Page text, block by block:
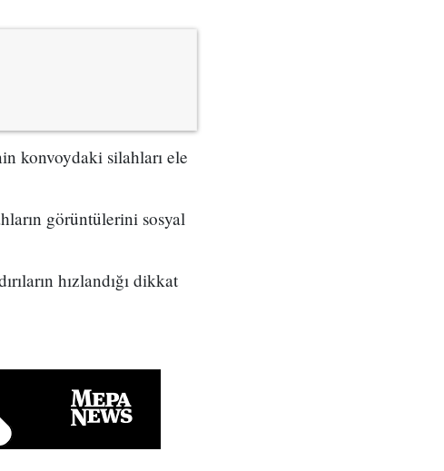
konvoydaki silahları ele
görüntülerini sosyal
hızlandığı dikkat